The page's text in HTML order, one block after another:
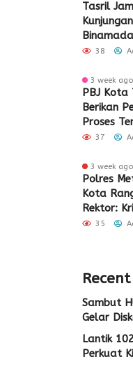
Tasril
Sinergi
38
3 week ago
PBJ Kota
Berikan
Proses
37
3 week ago
Polres
Kota
Rektor:
Demokrasi
35
Sambut
Gelar
Lantik
Perkuat